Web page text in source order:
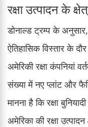
रक्षा उत्पादन के
डोनाल्ड ट्रम्प के
ऐतिहासिक विस्तार के
अमेरिकी रक्षा कंपनियां
संख्या में नए प्लांट और
मानना है कि रक्षा
अमेरिका की रक्षा